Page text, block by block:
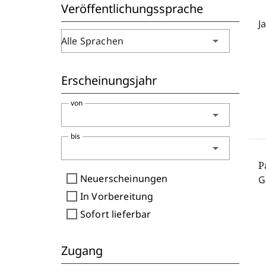
Veröffentlichungssprache
Alle Sprachen arrow_drop_down
Erscheinungsjahr
arrow_drop_down
von
arrow_drop_down
bis
check_box_outline_blank Neuerscheinungen
check_box_outline_blank In Vorbereitung
check_box_outline_blank Sofort lieferbar
Zugang